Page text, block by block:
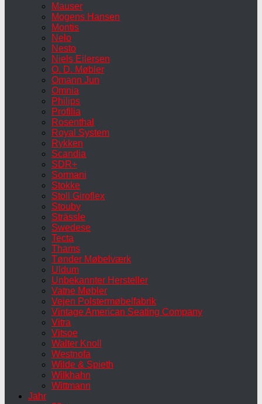
Mauser
Mogens Hansen
Montis
Nelo
Nesto
Niels Eilersen
O. D. Møbler
Omann Jun
Omnia
Philips
Profilia
Rosenthal
Royal System
Rykken
Scandia
SDR+
Sormani
Stokke
Stoll Giroflex
Stouby
Strässle
Swedese
Tecta
Thams
Tønder Møbelværk
Uldum
Unbekannter Hersteller
Vatne Møbler
Vejen Polstermøbelfabrik
Vintage American Seating Company
Vitra
Vitsoe
Walter Knoll
Westnofa
Wilde & Spieth
Wilkhahn
Wittmann
Jahr